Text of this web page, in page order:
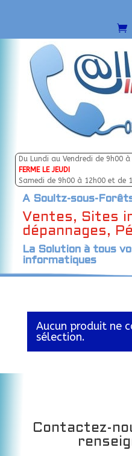
Du Lundi au Vendredi de 9h00
FERME LE JEUDI
Samedi de 9h00 à 12h00 et de
A Soultz-sous-
Ventes, Sites
dépannages,
La Solution à tous
informatiques
Aucun produit ne
sélection.
Contactez-